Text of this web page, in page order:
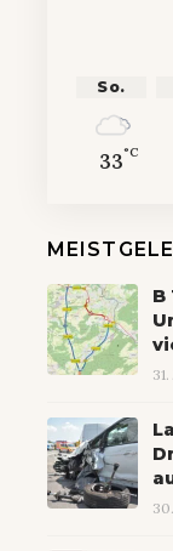
So.
33°C
B